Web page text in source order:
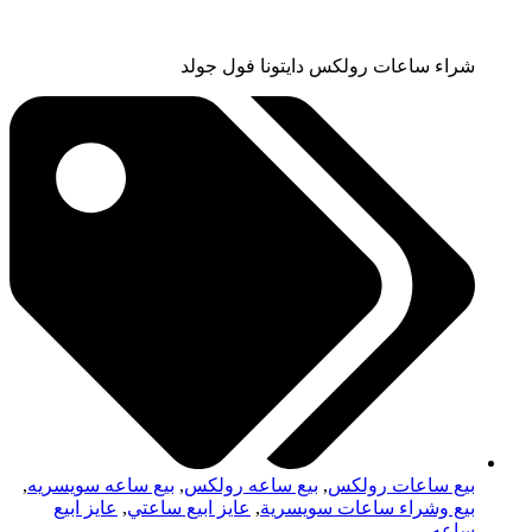
شراء ساعات رولكس دايتونا فول جولد
بيع ساعات رولكس, بيع ساعه رولكس, بيع ساعه سويسريه,
بيع وشراء ساعات سويسرية, عايز ابيع ساعتي, عايز ابيع